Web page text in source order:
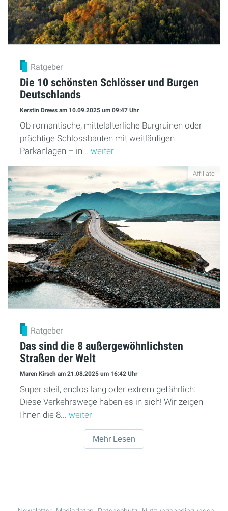
Ratgeber
Die 10 schönsten Schlösser und Burgen
Deutschlands
Kerstin Drews am 10.09.2025 um 09:47 Uhr
Ob romantische, mittelalterliche Burgruinen oder
prächtige Schlossbauten mit weitläufigen
Parkanlagen – in... weiter
Affiliate
Ratgeber
Das sind die 8 außergewöhnlichsten
Straßen der Welt
Maren Kirsch am 21.08.2025 um 16:42 Uhr
Super steil, endlos lang oder extrem gefährlich:
Diese Verkehrswege haben es in sich! Wir zeigen
Ihnen die 8... weiter
Mehr Lesen